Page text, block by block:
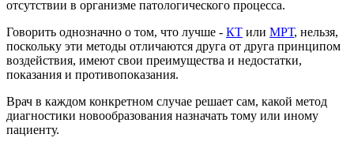
отсутствии в организме патологического процесса.
Говорить однозначно о том, что лучше - КТ или МРТ, нельзя,
поскольку эти методы отличаются друга от друга принципом
воздействия, имеют свои преимущества и недостатки,
показания и противопоказания.
Врач в каждом конкретном случае решает сам, какой метод
диагностики новообразования назначать тому или иному
пациенту.